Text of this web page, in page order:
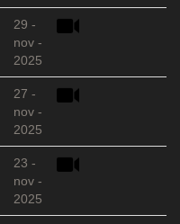
29 -
nov -
2025
27 -
nov -
2025
23 -
nov -
2025